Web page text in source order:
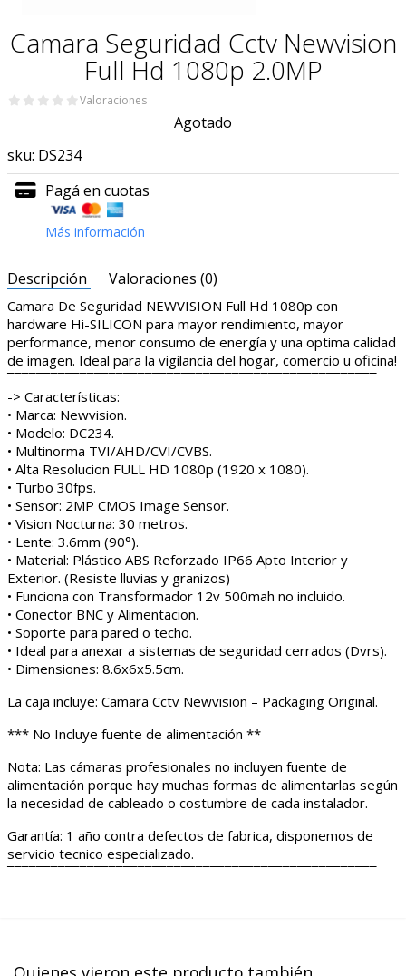
Camara Seguridad Cctv Newvision
Full Hd 1080p 2.0MP
Valoraciones
Agotado
sku: DS234
Pagá en cuotas
Más información
Descripción Valoraciones (0)
Camara De Seguridad NEWVISION Full Hd 1080p con
hardware Hi-SILICON para mayor rendimiento, mayor
performance, menor consumo de energía y una optima calidad
de imagen. Ideal para la vigilancia del hogar, comercio u oficina!
¯¯¯¯¯¯¯¯¯¯¯¯¯¯¯¯¯¯¯¯¯¯¯¯¯¯¯¯¯¯¯¯¯¯¯¯¯¯¯¯¯¯¯¯¯¯¯¯¯¯¯
-> Características:
• Marca: Newvision.
• Modelo: DC234.
• Multinorma TVI/AHD/CVI/CVBS.
• Alta Resolucion FULL HD 1080p (1920 x 1080).
• Turbo 30fps.
• Sensor: 2MP CMOS Image Sensor.
• Vision Nocturna: 30 metros.
• Lente: 3.6mm (90°).
• Material: Plástico ABS Reforzado IP66 Apto Interior y
Exterior. (Resiste lluvias y granizos)
• Funciona con Transformador 12v 500mah no incluido.
• Conector BNC y Alimentacion.
• Soporte para pared o techo.
• Ideal para anexar a sistemas de seguridad cerrados (Dvrs).
• Dimensiones: 8.6x6x5.5cm.
La caja incluye: Camara Cctv Newvision – Packaging Original.
*** No Incluye fuente de alimentación **
Nota: Las cámaras profesionales no incluyen fuente de
alimentación porque hay muchas formas de alimentarlas según
la necesidad de cableado o costumbre de cada instalador.
Garantía: 1 año contra defectos de fabrica, disponemos de
servicio tecnico especializado.
¯¯¯¯¯¯¯¯¯¯¯¯¯¯¯¯¯¯¯¯¯¯¯¯¯¯¯¯¯¯¯¯¯¯¯¯¯¯¯¯¯¯¯¯¯¯¯¯¯¯¯